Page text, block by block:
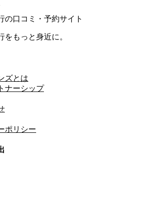
の口コミ・予約サイト
をもっと身近に。
ズとは
ナーシップ
ポリシー